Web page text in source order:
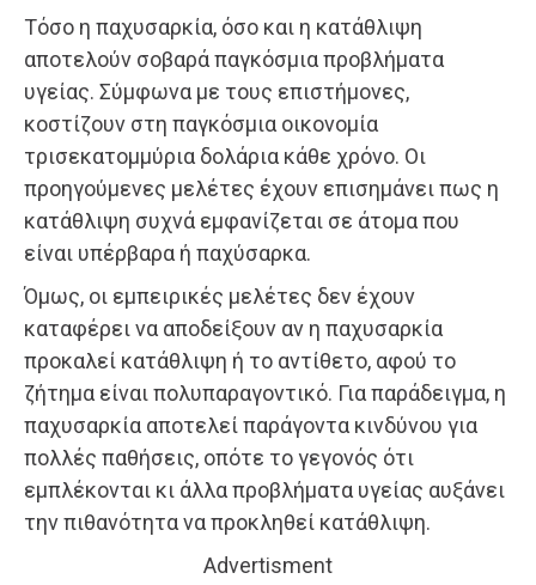
Τόσο η παχυσαρκία, όσο και η κατάθλιψη
αποτελούν σοβαρά παγκόσμια προβλήματα
υγείας. Σύμφωνα με τους επιστήμονες,
κοστίζουν στη παγκόσμια οικονομία
τρισεκατομμύρια δολάρια κάθε χρόνο. Οι
προηγούμενες μελέτες έχουν επισημάνει πως η
κατάθλιψη συχνά εμφανίζεται σε άτομα που
είναι υπέρβαρα ή παχύσαρκα.
Όμως, οι εμπειρικές μελέτες δεν έχουν
καταφέρει να αποδείξουν αν η παχυσαρκία
προκαλεί κατάθλιψη ή το αντίθετο, αφού το
ζήτημα είναι πολυπαραγοντικό. Για παράδειγμα, η
παχυσαρκία αποτελεί παράγοντα κινδύνου για
πολλές παθήσεις, οπότε το γεγονός ότι
εμπλέκονται κι άλλα προβλήματα υγείας αυξάνει
την πιθανότητα να προκληθεί κατάθλιψη.
Advertisment